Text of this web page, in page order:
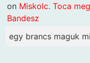
on Miskolc. Toca
Bandesz
egy brancs maguk